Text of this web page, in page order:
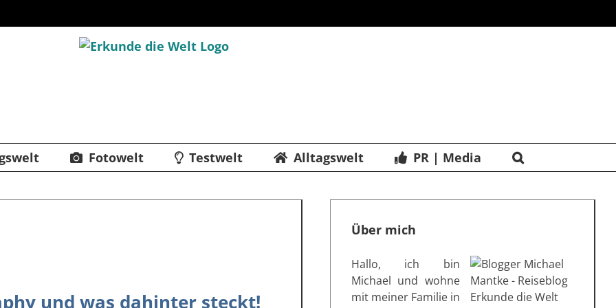
Fotowelt Testwelt Alltagswelt PR | Media
und was dahinter steckt!
Über mich
Hallo, ich bin
Michael und wohne
mit meiner Familie in